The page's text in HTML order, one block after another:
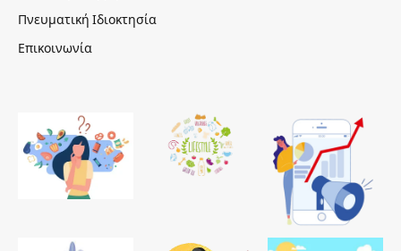
Πνευματική Ιδιοκτησία
Επικοινωνία